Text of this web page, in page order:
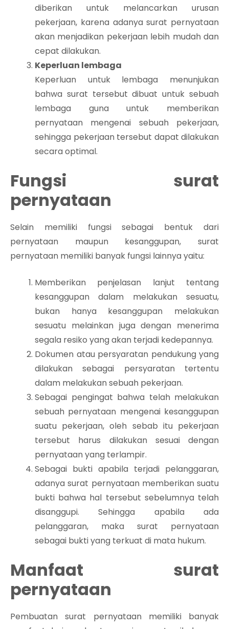
diberikan untuk melancarkan urusan
pekerjaan, karena adanya surat pernyataan
akan menjadikan pekerjaan lebih mudah dan
cepat dilakukan.
Keperluan lembaga
Keperluan untuk lembaga menunjukan
bahwa surat tersebut dibuat untuk sebuah
lembaga guna untuk memberikan
pernyataan mengenai sebuah pekerjaan,
sehingga pekerjaan tersebut dapat dilakukan
secara optimal.
Fungsi surat
pernyataan
Selain memiliki fungsi sebagai bentuk dari
pernyataan maupun kesanggupan, surat
pernyataan memiliki banyak fungsi lainnya yaitu:
Memberikan penjelasan lanjut tentang
kesanggupan dalam melakukan sesuatu,
bukan hanya kesanggupan melakukan
sesuatu melainkan juga dengan menerima
segala resiko yang akan terjadi kedepannya.
Dokumen atau persyaratan pendukung yang
dilakukan sebagai persyaratan tertentu
dalam melakukan sebuah pekerjaan.
Sebagai pengingat bahwa telah melakukan
sebuah pernyataan mengenai kesanggupan
suatu pekerjaan, oleh sebab itu pekerjaan
tersebut harus dilakukan sesuai dengan
pernyataan yang terlampir.
Sebagai bukti apabila terjadi pelanggaran,
adanya surat pernyataan memberikan suatu
bukti bahwa hal tersebut sebelumnya telah
disanggupi. Sehingga apabila ada
pelanggaran, maka surat pernyataan
sebagai bukti yang terkuat di mata hukum.
Manfaat surat
pernyataan
Pembuatan surat pernyataan memiliki banyak